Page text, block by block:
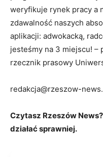
weryfikuje rynek pracy a
zdawalność naszych
aplikacji: adwokacką,
jesteśmy na 3 miejscu! –
rzecznik prasowy
redakcja@rzeszow-
Czytasz Rzeszów
działać sprawniej.